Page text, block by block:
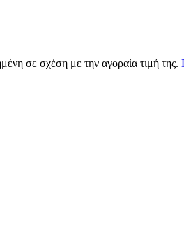
σε σχέση με την αγοραία τιμή της.